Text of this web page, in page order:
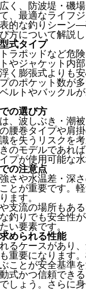
く、防波堤・磯
、最適なライフ
的な釣りシーン
方について解説し
式タイプ
ラポッドなど危
やジャケット内
く膨張式よりも安
のポケット数が
ルトやバックル
の選び方
、波しぶき・潮
腰巻タイプや肩
を失うリスクを
のモデルであれ
プが使用可能な
の注意点
さや水温差・深
とが重要です。
ます。
支流の場所もあ
釣りでも安全性
い要素です。
められる性能
るケースがあり
重要になります
ことが安全基準
式かつ信頼でき
しょう。さらに